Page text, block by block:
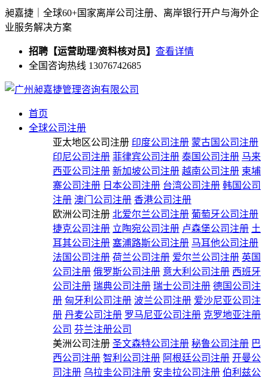
昶嘉捷｜全球60+国家离岸公司注册、离岸银行开户与海外企
业服务解决方案
招聘【运营助理/资料核对员】 查看详情
全国咨询热线 13076742685
首页
全球公司注册
亚太地区公司注册 印度公司注册 蒙古国公司注册
印尼公司注册 菲律宾公司注册 泰国公司注册 马来
西亚公司注册 新加坡公司注册 越南公司注册 柬埔
寨公司注册 日本公司注册 台湾公司注册 韩国公司
注册 澳门公司注册 香港公司注册
欧洲公司注册 北爱尔兰公司注册 葡萄牙公司注册
捷克公司注册 立陶宛公司注册 卢森堡公司注册 土
耳其公司注册 塞浦路斯公司注册 马耳他公司注册
法国公司注册 荷兰公司注册 爱尔兰公司注册 英国
公司注册 俄罗斯公司注册 意大利公司注册 西班牙
公司注册 瑞典公司注册 瑞士公司注册 德国公司注
册 匈牙利公司注册 波兰公司注册 爱沙尼亚公司注
册 丹麦公司注册 罗马尼亚公司注册 克罗地亚注册
公司 芬兰注册公司
美洲公司注册 圣文森特公司注册 秘鲁公司注册 巴
西公司注册 智利公司注册 阿根廷公司注册 开曼公
司注册 乌拉圭公司注册 安圭拉公司注册 伯利兹公